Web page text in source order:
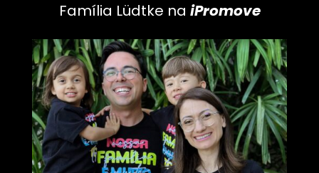
Família Lüdtke na iPromove